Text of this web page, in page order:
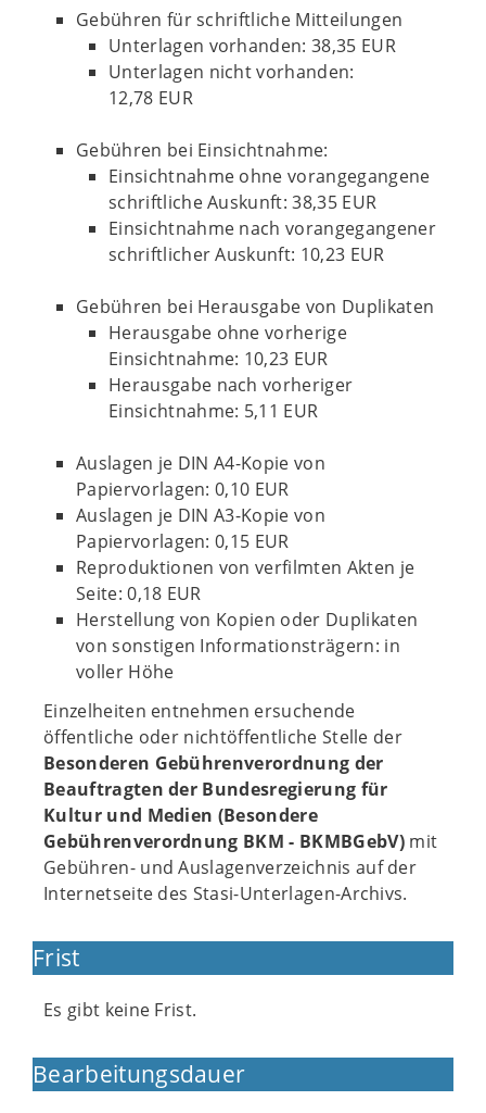
Gebühren für schriftliche Mitteilungen
Unterlagen vorhanden: 38,35 EUR
Unterlagen nicht vorhanden:
12,78 EUR
Gebühren bei Einsichtnahme:
Einsichtnahme ohne vorangegangene
schriftliche Auskunft: 38,35 EUR
Einsichtnahme nach vorangegangener
schriftlicher Auskunft: 10,23 EUR
Gebühren bei Herausgabe von Duplikaten
Herausgabe ohne vorherige
Einsichtnahme: 10,23 EUR
Herausgabe nach vorheriger
Einsichtnahme: 5,11 EUR
Auslagen je DIN A4-Kopie von
Papiervorlagen: 0,10 EUR
Auslagen je DIN A3-Kopie von
Papiervorlagen: 0,15 EUR
Reproduktionen von verfilmten Akten je
Seite: 0,18 EUR
Herstellung von Kopien oder Duplikaten
von sonstigen Informationsträgern: in
voller Höhe
Einzelheiten entnehmen ersuchende
öffentliche oder nichtöffentliche Stelle der
Besonderen Gebührenverordnung der
Beauftragten der Bundesregierung für
Kultur und Medien (Besondere
Gebührenverordnung BKM - BKMBGebV)mit
Gebühren- und Auslagenverzeichnis auf der
Internetseite des Stasi-Unterlagen-Archivs.
Frist
Es gibt keine Frist.
Bearbeitungsdauer